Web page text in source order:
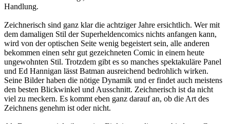
Handlung.
Zeichnerisch sind ganz klar die achtziger Jahre ersichtlich. Wer mit
dem damaligen Stil der Superheldencomics nichts anfangen kann,
wird von der optischen Seite wenig begeistert sein, alle anderen
bekommen einen sehr gut gezeichneten Comic in einem heute
ungewohnten Stil. Trotzdem gibt es so manches spektakuläre Panel
und Ed Hannigan lässt Batman ausreichend bedrohlich wirken.
Seine Bilder haben die nötige Dynamik und er findet auch meistens
den besten Blickwinkel und Ausschnitt. Zeichnerisch ist da nicht
viel zu meckern. Es kommt eben ganz darauf an, ob die Art des
Zeichnens genehm ist oder nicht.